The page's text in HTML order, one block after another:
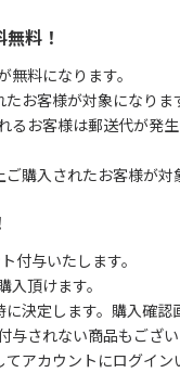
料！
無料になります。
お客様が対象になりま
るお客様は郵送代が発
購入されたお客様が対
付与いたします。
入頂けます。
決定します。購入確認
与されない商品もござい
アカウントにログイン